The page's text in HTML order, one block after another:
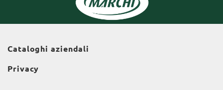
Cataloghi aziendali
Privacy